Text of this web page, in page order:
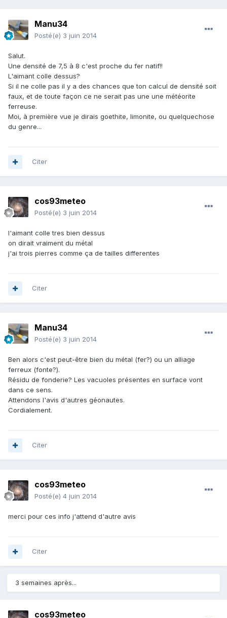
Manu34
Posté(e) 3 juin 2014
Salut.
Une densité de 7,5 à 8 c'est proche du fer natif!!
L'aimant colle dessus?
Si il ne colle pas il y a des chances que ton calcul de densité soit
faux, et de toute façon ce ne serait pas une une météorite
ferreuse.
Moi, à première vue je dirais goethite, limonite, ou quelquechose
du genre...
Citer
cos93meteo
Posté(e) 3 juin 2014
l'aimant colle tres bien dessus
on dirait vraiment du métal
j'ai trois pierres comme ça de tailles differentes
Citer
Manu34
Posté(e) 3 juin 2014
Ben alors c'est peut-être bien du métal (fer?) ou un alliage
ferreux (fonte?).
Résidu de fonderie? Les vacuoles présentes en surface vont
dans ce sens.
Attendons l'avis d'autres géonautes.
Cordialement.
Citer
cos93meteo
Posté(e) 4 juin 2014
merci pour ces info j'attend d'autre avis
Citer
3 semaines après...
cos93meteo